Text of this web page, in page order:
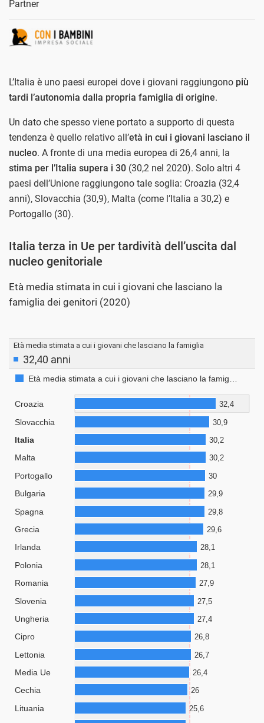
Partner
L’Italia è uno paesi europei dove i giovani raggiungono più
tardi l’autonomia dalla propria famiglia di origine.
Un dato che spesso viene portato a supporto di questa
tendenza è quello relativo all’età in cui i giovani lasciano il
nucleo. A fronte di una media europea di 26,4 anni, la
stima per l’Italia supera i 30 (30,2 nel 2020). Solo altri 4
paesi dell’Unione raggiungono tale soglia: Croazia (32,4
anni), Slovacchia (30,9), Malta (come l’Italia a 30,2) e
Portogallo (30).
Italia terza in Ue per tardività dell’uscita dal
nucleo genitoriale
Età media stimata in cui i giovani che lasciano la
famiglia dei genitori (2020)